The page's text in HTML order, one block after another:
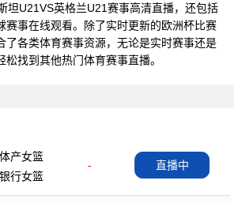
坦U21VS英格兰U21赛事高清直播，还包括
赛事在线观看。除了实时更新的欧洲杯比赛
了各类体育赛事资源，无论是实时赛事还是
找到其他热门体育赛事直播。
产女篮
-
行女篮
直播中